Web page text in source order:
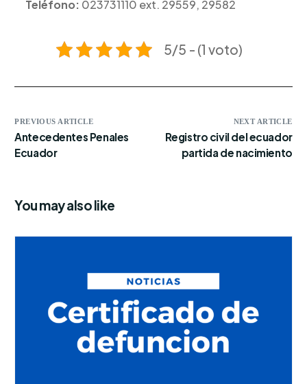
Teléfono: 023731110 ext. 29559, 29582
5/5 - (1 voto)
PREVIOUS ARTICLE
Antecedentes Penales
Ecuador
NEXT ARTICLE
Registro civil del ecuador
partida de nacimiento
You may also like